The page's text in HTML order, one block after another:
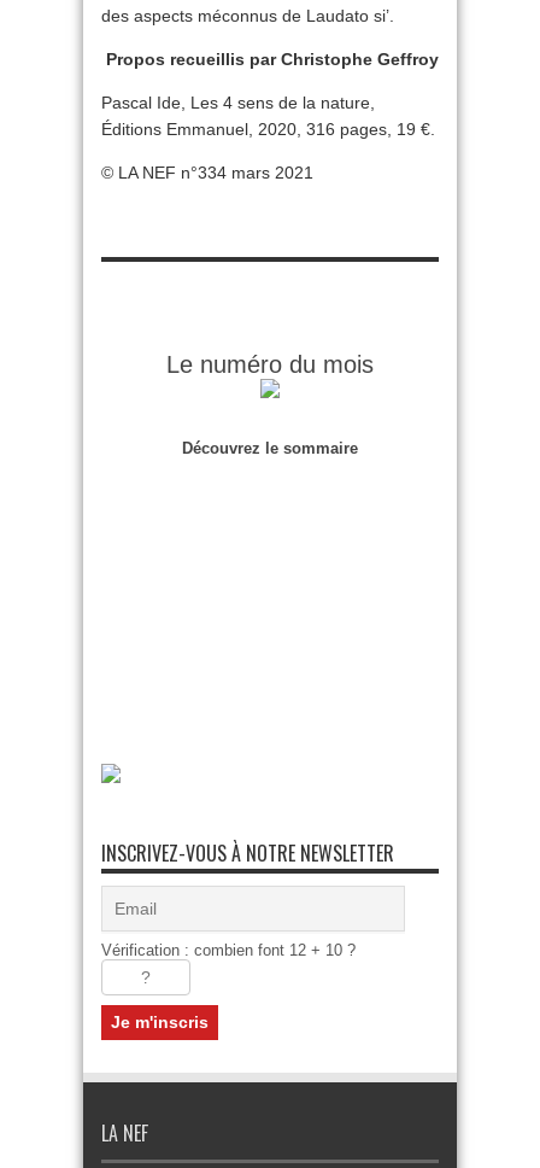
des aspects méconnus de Laudato si’.
Propos recueillis par Christophe Geffroy
Pascal Ide, Les 4 sens de la nature,
Éditions Emmanuel, 2020, 316 pages, 19 €.
© LA NEF n°334 mars 2021
Le numéro du mois
Découvrez le sommaire
INSCRIVEZ-VOUS À NOTRE NEWSLETTER
Vérification : combien font 12 + 10 ?
LA NEF